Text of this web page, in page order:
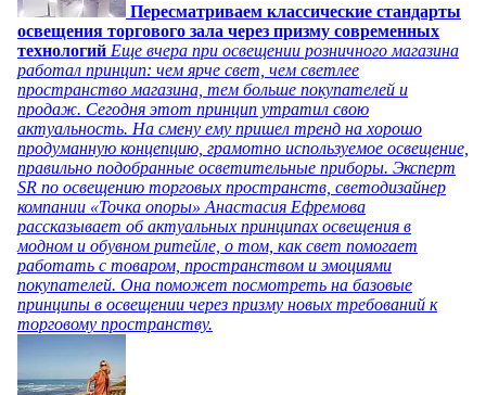
Пересматриваем классические стандарты
освещения торгового зала через призму современных
технологий Еще вчера при освещении розничного магазина
работал принцип: чем ярче свет, чем светлее
пространство магазина, тем больше покупателей и
продаж. Сегодня этот принцип утратил свою
актуальность. На смену ему пришел тренд на хорошо
продуманную концепцию, грамотно используемое освещение,
правильно подобранные осветительные приборы. Эксперт
SR по освещению торговых пространств, светодизайнер
компании «Точка опоры» Анастасия Ефремова
рассказывает об актуальных принципах освещения в
модном и обувном ритейле, о том, как свет помогает
работать с товаром, пространством и эмоциями
покупателей. Она поможет посмотреть на базовые
принципы в освещении через призму новых требований к
торговому пространству.